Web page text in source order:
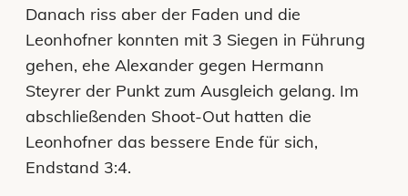
Danach riss aber der Faden und die
Leonhofner konnten mit 3 Siegen in Führung
gehen, ehe Alexander gegen Hermann
Steyrer der Punkt zum Ausgleich gelang. Im
abschließenden Shoot-Out hatten die
Leonhofner das bessere Ende für sich,
Endstand 3:4.